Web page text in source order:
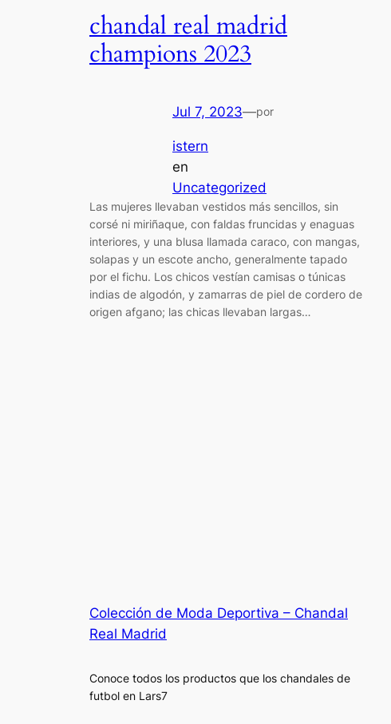
chandal real madrid
champions 2023
Jul 7, 2023—por
istern
en
Uncategorized
Las mujeres llevaban vestidos más sencillos, sin
corsé ni miriñaque, con faldas fruncidas y enaguas
interiores, y una blusa llamada caraco, con mangas,
solapas y un escote ancho, generalmente tapado
por el fichu. Los chicos vestían camisas o túnicas
indias de algodón, y zamarras de piel de cordero de
origen afgano; las chicas llevaban largas…
Colección de Moda Deportiva – Chandal
Real Madrid
Conoce todos los productos que los chandales de
futbol en Lars7